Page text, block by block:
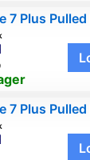
7 Plus
7 Plus